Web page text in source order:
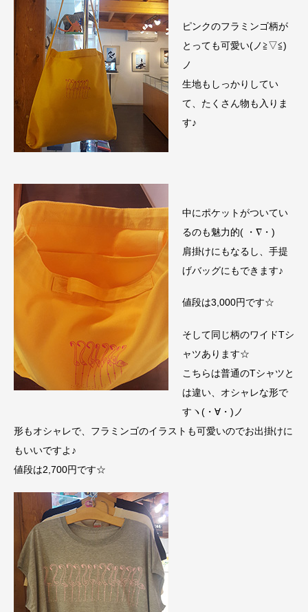
ピンクのフラミンゴ柄が
とっても可愛い(ノ≧▽≦)
ノ
生地もしっかりしてい
て、たくさん物も入りま
す♪
中にポケットがついてい
るのも魅力的( ・∇・)
肩掛けにもなるし、手提
げバッグにもできます♪
値段は3,000円です☆
そして同じ柄のワイドTシ
ャツあります☆
こちらは普通のTシャツと
は違い、オシャレな形で
すヽ(・∀・)ノ
形もオシャレで、フラミンゴのイラストも可愛いのでお出掛けに
もいいですよ♪
値段は2,700円です☆